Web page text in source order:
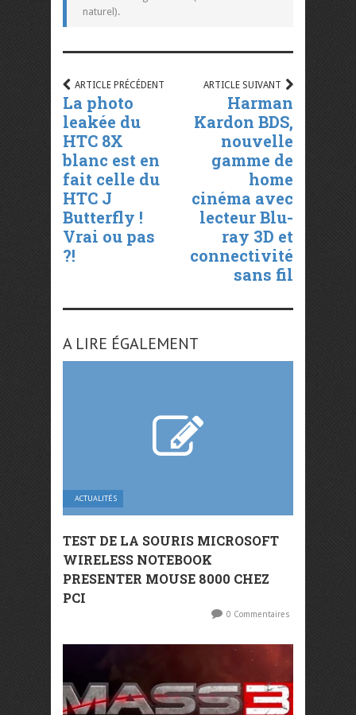
naturel).
ARTICLE PRÉCÉDENT
La photo
leakée du
HTC 8X
blanc est en
fait celle du
HTC J
Butterfly !
Vrai ou pas
?!
ARTICLE SUIVANT
Harman
Kardon BDS,
nouvelle
gamme de
home
cinéma avec
lecteur Blu-
ray 3D et
connectivité
sans fil
A LIRE ÉGALEMENT
ACTUALITÉS
TEST DE LA SOURIS MICROSOFT
WIRELESS NOTEBOOK
PRESENTER MOUSE 8000 CHEZ
PCI
0 Commentaires